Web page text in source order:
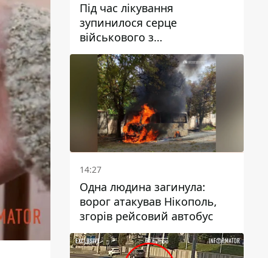
Під час лікування
зупинилося серце
військового з
Дніпропетровської області
Ростислава Лупашка
14:27
Одна людина загинула:
ворог атакував Нікополь,
згорів рейсовий автобус